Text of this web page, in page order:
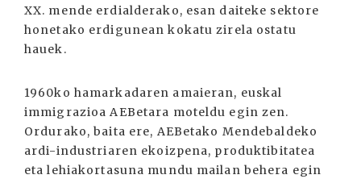
XX. mende erdialderako, esan daiteke sektore
honetako erdigunean kokatu zirela ostatu
hauek.
1960ko hamarkadaren amaieran, euskal
immigrazioa AEBetara moteldu egin zen.
Ordurako, baita ere, AEBetako Mendebaldeko
ardi-industriaren ekoizpena, produktibitatea
eta lehiakortasuna mundu mailan behera egin